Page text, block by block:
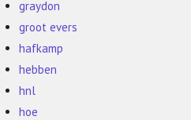
graydon
groot evers
hafkamp
hebben
hnl
hoe